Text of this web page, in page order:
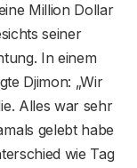
Million Dollar
seiner
In einem
Djimon: „Wir
Alles war sehr
gelebt habe
wie Tag